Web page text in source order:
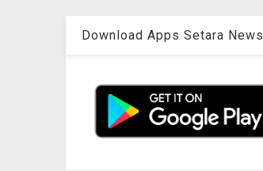
Download Apps Setara News